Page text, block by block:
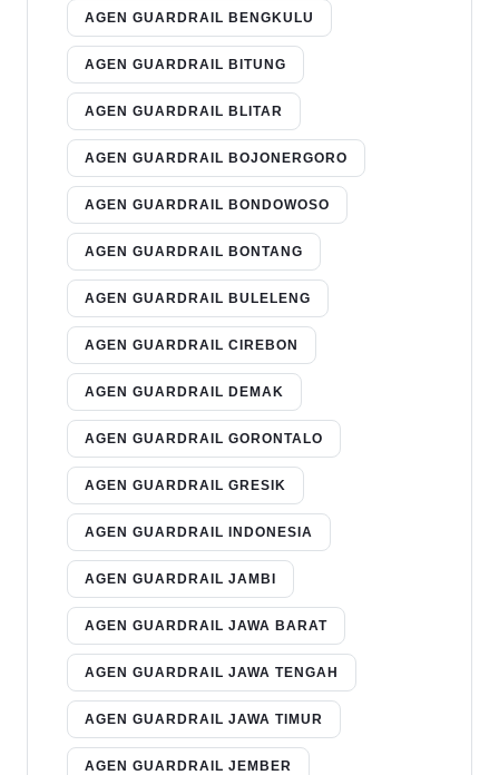
AGEN GUARDRAIL BENGKULU
AGEN GUARDRAIL BITUNG
AGEN GUARDRAIL BLITAR
AGEN GUARDRAIL BOJONERGORO
AGEN GUARDRAIL BONDOWOSO
AGEN GUARDRAIL BONTANG
AGEN GUARDRAIL BULELENG
AGEN GUARDRAIL CIREBON
AGEN GUARDRAIL DEMAK
AGEN GUARDRAIL GORONTALO
AGEN GUARDRAIL GRESIK
AGEN GUARDRAIL INDONESIA
AGEN GUARDRAIL JAMBI
AGEN GUARDRAIL JAWA BARAT
AGEN GUARDRAIL JAWA TENGAH
AGEN GUARDRAIL JAWA TIMUR
AGEN GUARDRAIL JEMBER